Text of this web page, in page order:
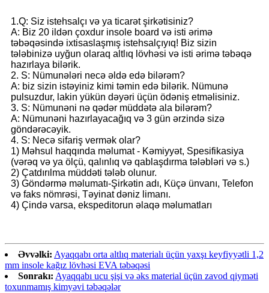
1.Q: Siz istehsalçı və ya ticarət şirkətisiniz?
A: Biz 20 ildən çoxdur insole board və isti ərimə
təbəqəsində ixtisaslaşmış istehsalçıyıq! Biz sizin
tələbinizə uyğun olaraq altlıq lövhəsi və isti ərimə təbəqə
hazırlaya bilərik.
2. S: Nümunələri necə əldə edə bilərəm?
A: biz sizin istəyiniz kimi təmin edə bilərik. Nümunə
pulsuzdur, lakin yükün dəyəri üçün ödəniş etməlisiniz.
3. S: Nümunəni nə qədər müddətə ala bilərəm?
A: Nümunəni hazırlayacağıq və 3 gün ərzində sizə
göndərəcəyik.
4. S: Necə sifariş vermək olar?
1) Məhsul haqqında məlumat - Kəmiyyət, Spesifikasiya
(vərəq və ya ölçü, qalınlıq və qablaşdırma tələbləri və s.)
2) Çatdırılma müddəti tələb olunur.
3) Göndərmə məlumatı-Şirkətin adı, Küçə ünvanı, Telefon
və faks nömrəsi, Təyinat dəniz limanı.
4) Çində varsa, ekspeditorun əlaqə məlumatları
Əvvəlki: Ayaqqabı orta altlıq materialı üçün yaxşı keyfiyyətli 1,2
mm insole kağız lövhəsi EVA təbəqəsi
Sonrakı: Ayaqqabı ucu şişi və əks material üçün zavod qiyməti
toxunmamış kimyəvi təbəqələr